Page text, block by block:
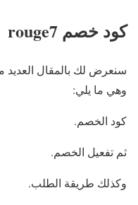
كود خصم rouge7
سنعرض لك بالمقال العديد
وهي ما يلي:
كود الخصم.
ثم تفعيل الخصم.
وكذلك طريقة الطلب.